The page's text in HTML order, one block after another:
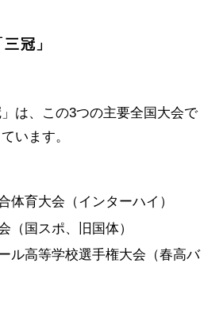
冠」
は、この3つの主要全国大会で
います。
体育大会（インターハイ）
（国スポ、旧国体）
ル高等学校選手権大会（春高バ